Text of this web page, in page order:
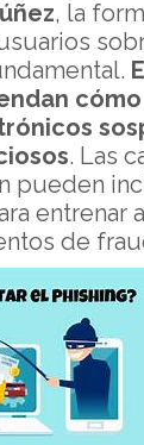
, la
. Las
pueden
entrenar
de